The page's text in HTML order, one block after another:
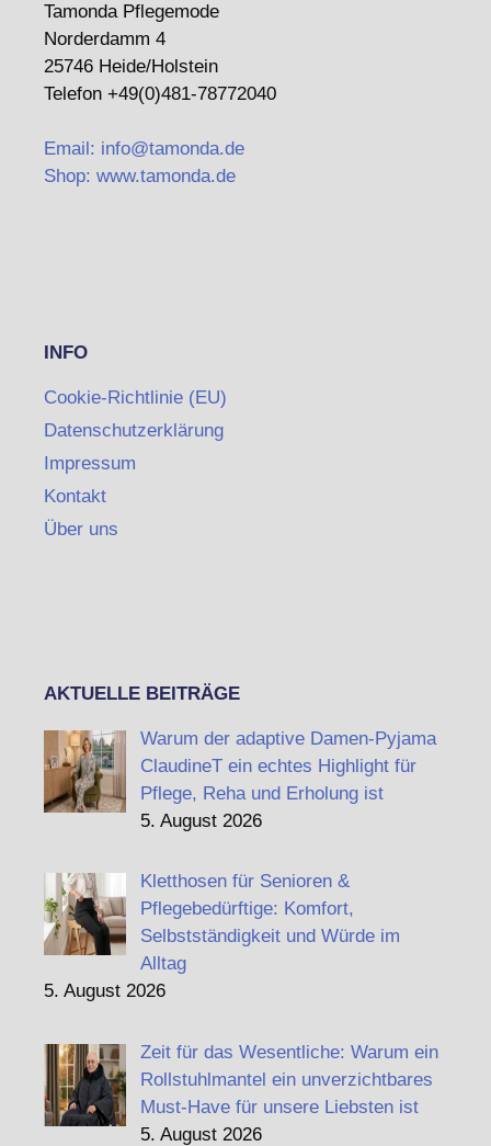
Tamonda Pflegemode
Norderdamm 4
25746 Heide/Holstein
Telefon +49(0)481-78772040
Email: info@tamonda.de
Shop: www.tamonda.de
INFO
Cookie-Richtlinie (EU)
Datenschutzerklärung
Impressum
Kontakt
Über uns
AKTUELLE BEITRÄGE
Warum der adaptive Damen-Pyjama
ClaudineT ein echtes Highlight für
Pflege, Reha und Erholung ist
5. August 2026
Kletthosen für Senioren &
Pflegebedürftige: Komfort,
Selbstständigkeit und Würde im
Alltag
5. August 2026
Zeit für das Wesentliche: Warum ein
Rollstuhlmantel ein unverzichtbares
Must-Have für unsere Liebsten ist
5. August 2026